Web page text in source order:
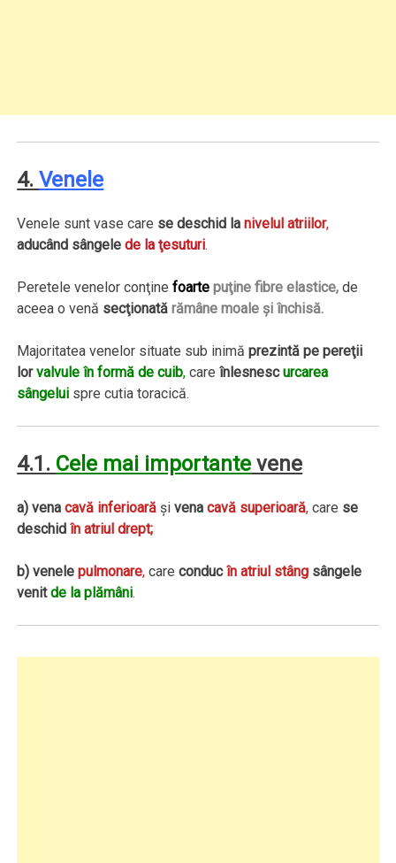
4.Venele
Venele sunt vase care se deschid lanivelul atriilor,
aducând sângelede la ţesuturi.
Peretele venelor conţinefoartepuţine fibre elastice, de
aceea o venă secţionatărămâne moale şi închisă.
Majoritatea venelor situate sub inimăprezintă pe pereţii
lorvalvule în formă de cuib, careînlesnescurcarea
sângelui spre cutia toracică.
4.1. Cele mai importante vene
a) venacavă inferioară şivenacavă superioară, care se
deschidîn atriul drept;
b) venelepulmonare, careconducîn atriul stâng sângele
venitde la plămâni.